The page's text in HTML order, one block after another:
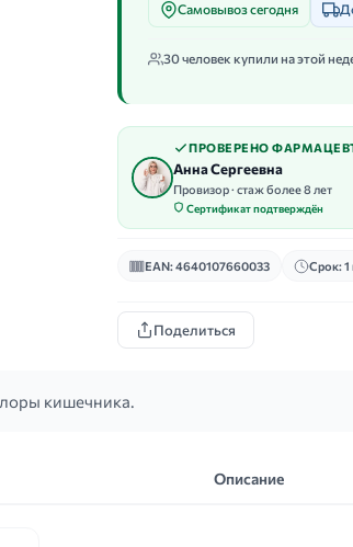
Самовывоз сегодня
30 человек купили на этой
ПРОВЕРЕНО
Анна Сергеевна
Провизор · стаж более 8 лет
Сертификат подтверждён
EAN: 4640107660033 Срок: 1
Поделиться
кишечника.
Описание